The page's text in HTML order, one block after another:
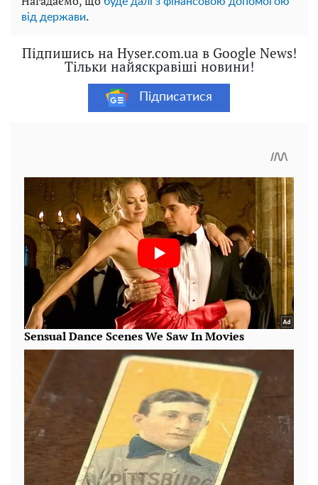
від держави.
Підпишись на Hyser.com.ua в Google News!
Тільки найяскравіші новини!
Підписатися